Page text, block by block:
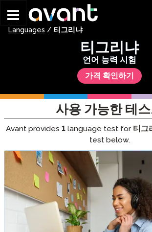
Languages / 티그리냐
티그리냐
언어 능력 시험
가격 확인하기
사용 가능한 테
Avant provides 1language test for 티그
test below.